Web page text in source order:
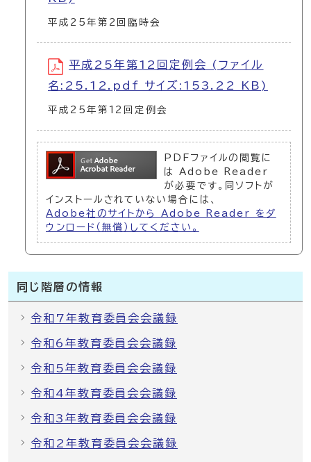
平成25年第2回臨時会
平成25年第12回定例会 (ファイル
名:25.12.pdf サイズ:153.22 KB)
平成25年第12回定例会
PDFファイルの閲覧に
は Adobe Reader
が必要です。同ソフトが
インストールされていない場合には、
Adobe社のサイトから Adobe Reader をダ
ウンロード（無償）してください。
同じ階層の情報
令和7年教育委員会会議録
令和6年教育委員会会議録
令和5年教育委員会会議録
令和4年教育委員会会議録
令和3年教育委員会会議録
令和2年教育委員会会議録